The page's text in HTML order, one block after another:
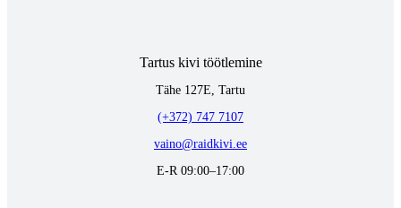
Tartus kivi töötlemine
Tähe 127E, Tartu
(+372) 747 7107
vaino@raidkivi.ee
E-R 09:00–17:00